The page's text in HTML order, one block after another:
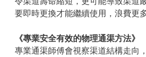
要即時更換才能繼續使用，浪費更
《專業安全有效的物理通渠方法》
專業通渠師傅會視察渠道結構走向